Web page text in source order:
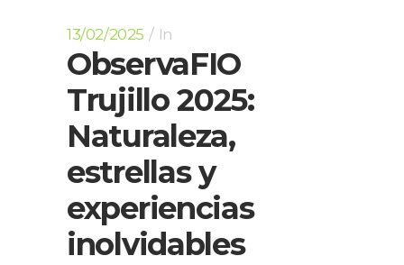
13/02/2025 In
ObservaFIO
Trujillo 2025:
Naturaleza,
estrellas y
experiencias
inolvidables